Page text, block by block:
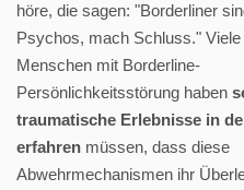
höre, die sagen: "Borderliner
Psychos, mach Schluss." Viele
Menschen mit Borderline-
Persönlichkeitsstörung haben
traumatische Erlebnisse in
erfahren müssen, dass diese
Abwehrmechanismen ihr